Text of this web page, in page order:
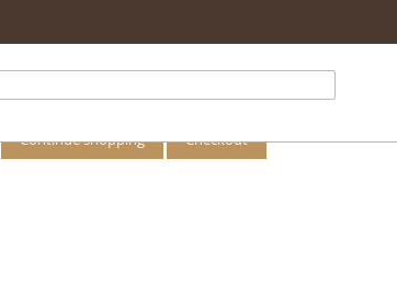
There is 1 item in your cart.
Continue shopping
Checkout